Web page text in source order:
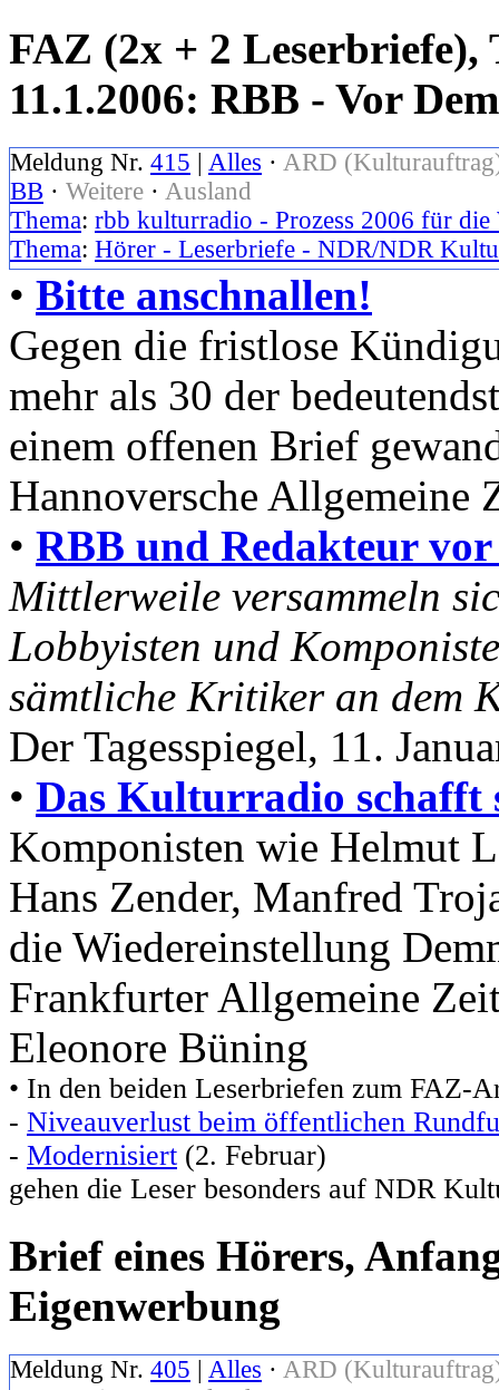
FAZ (2x + 2 Leserbriefe),
11.1.2006: RBB - Vor
Meldung Nr. 415 Alles · ARD
BB · Weitere · Ausland
Thema: rbb kulturradio - Prozess 2006 für die
Thema: Hörer - Leserbriefe - NDR/NDR
• Bitte anschnallen!
Gegen die fristlose
mehr als 30 der
einem offenen Brief
Hannoversche Allgemeine
• RBB und Redakteur
Mittlerweile versammeln
Lobbyisten und
sämtliche Kritiker an dem
Der Tagesspiegel, 11.
• Das Kulturradio schafft
Komponisten wie Helmut
Hans Zender, Manfred
die Wiedereinstellung
Frankfurter Allgemeine
Eleonore Büning
• In den beiden Leserbriefen zum FAZ-
- Niveauverlust beim öffentlichen
- Modernisiert (2. Februar)
gehen die Leser besonders auf NDR
Brief eines Hörers,
Eigenwerbung
Meldung Nr. 405 | Alles · ARD